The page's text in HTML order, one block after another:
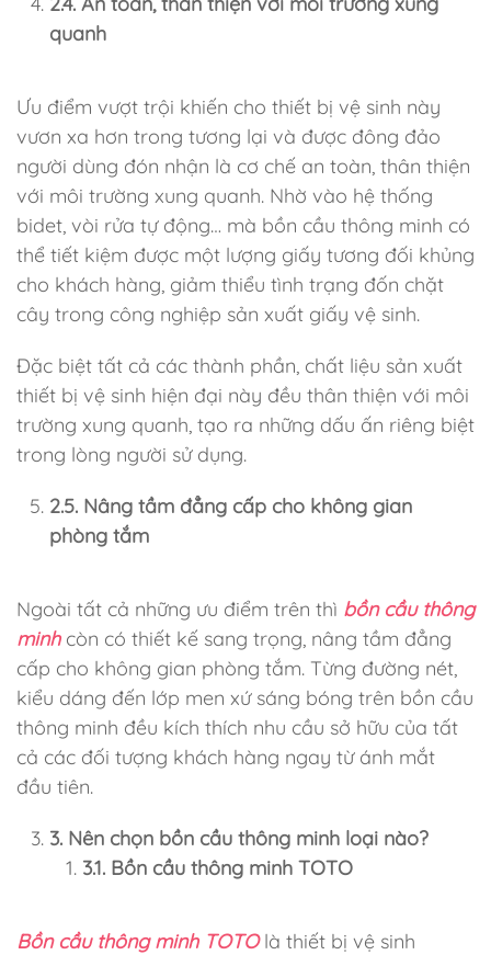
quanh
Ưu điểm vượt trội khiến cho thiết bị vệ sinh này
vươn xa hơn trong tương lại và được đông đảo
người dùng đón nhận là cơ chế an toàn, thân thiện
với môi trường xung quanh. Nhờ vào hệ thống
bidet, vòi rửa tự động… mà bồn cầu thông minh có
thể tiết kiệm được một lượng giấy tương đối khủng
cho khách hàng, giảm thiểu tình trạng đốn chặt
cây trong công nghiệp sản xuất giấy vệ sinh.
Đặc biệt tất cả các thành phần, chất liệu sản xuất
thiết bị vệ sinh hiện đại này đều thân thiện với môi
trường xung quanh, tạo ra những dấu ấn riêng biệt
trong lòng người sử dụng.
2.5. Nâng tầm đẳng cấp cho không gian
phòng tắm
Ngoài tất cả những ưu điểm trên thì bồn cầu thông
minhcòn có thiết kế sang trọng, nâng tầm đẳng
cấp cho không gian phòng tắm. Từng đường nét,
kiểu dáng đến lớp men xứ sáng bóng trên bồn cầu
thông minh đều kích thích nhu cầu sở hữu của tất
cả các đối tượng khách hàng ngay từ ánh mắt
đầu tiên.
3. Nên chọn bồn cầu thông minh loại nào?
3.1. Bồn cầu thông minh TOTO
Bồn cầu thông minh TOTOlà thiết bị vệ sinh